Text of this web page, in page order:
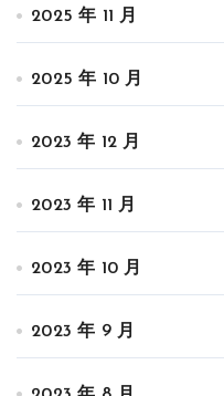
2025 年 11 月
2025 年 10 月
2023 年 12 月
2023 年 11 月
2023 年 10 月
2023 年 9 月